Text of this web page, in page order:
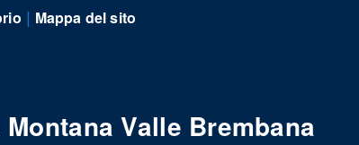
| Mappa del sito
Valle Brembana